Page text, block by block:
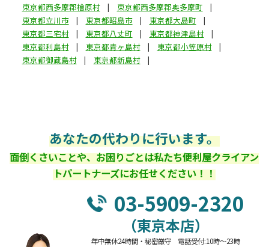
東京都西多摩郡檜原村
東京都西多摩郡奥多摩町
東京都立川市
東京都昭島市
東京都大島町
東京都三宅村
東京都八丈町
東京都神津島村
東京都利島村
東京都青ヶ島村
東京都小笠原村
東京都御蔵島村
東京都新島村
あなたの代わりに行います。
面倒くさいことや、お困りごとは私たち便利屋クライアン
トパートナーズにお任せください！！
03-5909-2320
（東京本店）
年中無休24時間・秘密厳守 電話受付:10時～23時